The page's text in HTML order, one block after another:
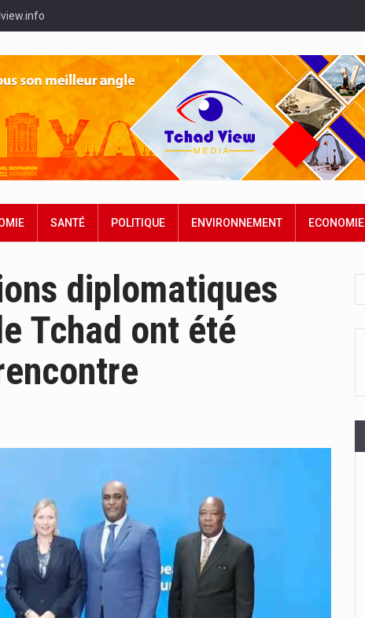
SANTÉ POLITIQUE ENVIRONNEMENT ECONOMIE
diplomatiques
Tchad ont été